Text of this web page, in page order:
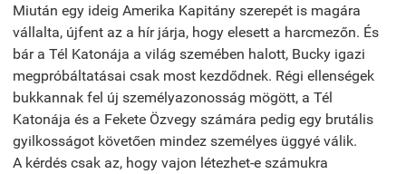
Miután egy ideig Amerika Kapitány szerepét is magára
vállalta, újfent az a hír járja, hogy elesett a harcmezőn. És
bár a Tél Katonája a világ szemében halott, Bucky igazi
megpróbáltatásai csak most kezdődnek. Régi ellenségek
bukkannak fel új személyazonosság mögött, a Tél
Katonája és a Fekete Özvegy számára pedig egy brutális
gyilkosságot követően mindez személyes üggyé válik.
A kérdés csak az, hogy vajon létezhet-e számukra